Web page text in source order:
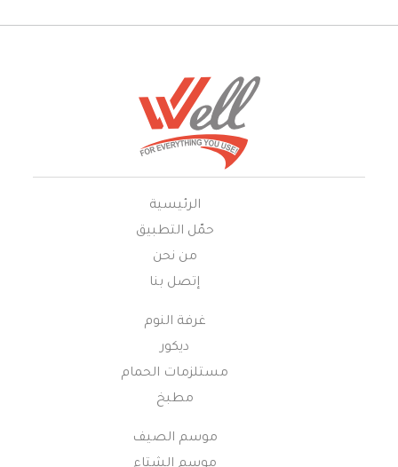
الرئيسية
حمّل التطبيق
من نحن
إتصل بنا
غرفة النوم
ديكور
مستلزمات الحمام
مطبخ
موسم الصيف
موسم الشتاء